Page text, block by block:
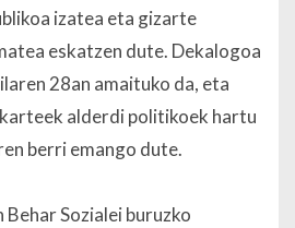
izatea eta gizarte
eskatzen dute. Dekalogoa
28an amaituko da, eta
alderdi politikoek hartu
berri emango dute.
Sozialei buruzko